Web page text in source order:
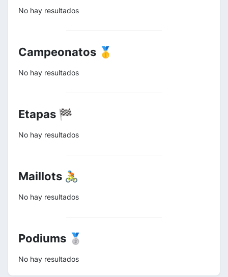
No hay resultados
Campeonatos 🥇
No hay resultados
Etapas 🏁
No hay resultados
Maillots 🚴
No hay resultados
Podiums 🥈
No hay resultados